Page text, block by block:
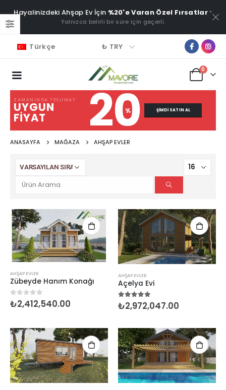
Hayalinizdeki Ahşap Ev İçin %20'e Varan Özel Fırsatlar *
Yalnızca belirli bir süre için geçerli.
Türkçe ₺ TRY
0
ZAMANINDA TESLIMAT
UYGUN
FIYAT 20
% ŞIMDI SATIN AL
ANASAYFA MAĞAZA AHŞAP EVLER
AHŞAP EVLER
Zübeyde Hanım Konağı
0 5 üzerinden
₺2,412,540.00
AHŞAP EVLER
Açelya Evi
5.005 üzerinden
₺2,972,047.00